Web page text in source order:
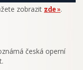
zobrazit zde .
česká operní